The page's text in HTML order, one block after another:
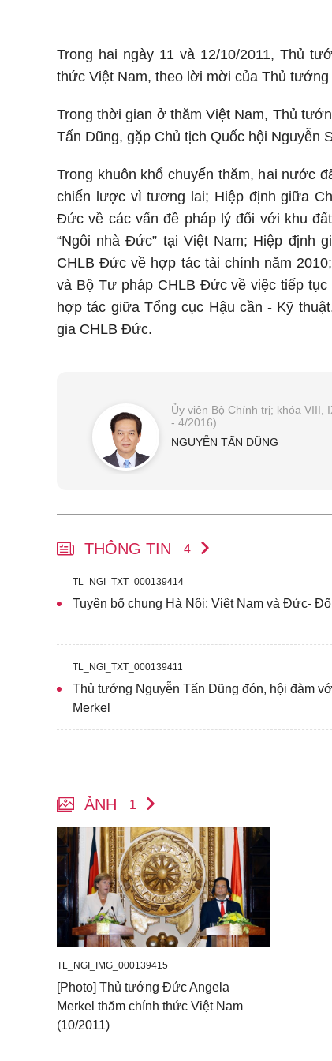
Trong hai ngày 11 và 12/10/2011, Thủ
thức Việt Nam, theo lời mời của Thủ
Trong thời gian ở thăm Việt Nam, Thủ
Tấn Dũng, gặp Chủ tịch Quốc hội Nguyễn
Trong khuôn khổ chuyến thăm, hai nước
chiến lược vì tương lai; Hiệp định giữa
Đức về các vấn đề pháp lý đối với khu
“Ngôi nhà Đức” tại Việt Nam; Hiệp định
CHLB Đức về hợp tác tài chính năm
và Bộ Tư pháp CHLB Đức về việc tiếp
hợp tác giữa Tổng cục Hậu cần - Kỹ
gia CHLB Đức.
Ủy viên Bộ Chính trị; khóa VIII,
- 4/2016)
NGUYỄN TẤN DŨNG
THÔNG TIN 4
TL_NGI_TXT_000139414
Tuyên bố chung Hà Nội: Việt Nam và Đức-
TL_NGI_TXT_000139411
Thủ tướng Nguyễn Tấn Dũng đón, hội đàm
Merkel
ẢNH 1
TL_NGI_IMG_000139415
[Photo] Thủ tướng Đức Angela
Merkel thăm chính thức Việt Nam
(10/2011)